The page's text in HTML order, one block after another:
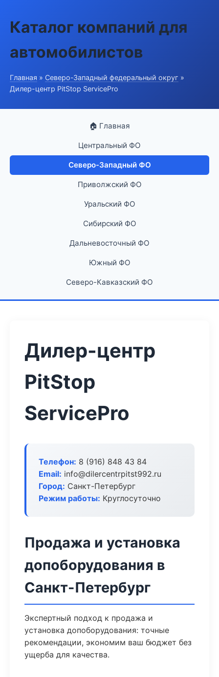
Каталог компаний для
автомобилистов
Главная » Северо-Западный федеральный округ »
Дилер-центр PitStop ServicePro
🏠 Главная
Центральный ФО
Северо-Западный ФО
Приволжский ФО
Уральский ФО
Сибирский ФО
Дальневосточный ФО
Южный ФО
Северо-Кавказский ФО
Дилер-центр
PitStop
ServicePro
Телефон: 8 (916) 848 43 84
Email: info@dilercentrpitst992.ru
Город: Санкт-Петербург
Режим работы: Круглосуточно
Продажа и установка
допоборудования в
Санкт-Петербург
Экспертный подход к продажа и
установка допоборудования: точные
рекомендации, экономим ваш бюджет без
ущерба для качества.